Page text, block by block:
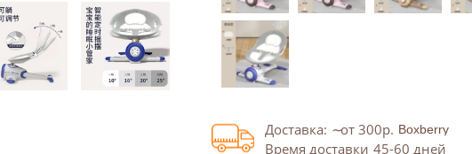
Доставка: от 300р.
Время доставки 45-60 дней